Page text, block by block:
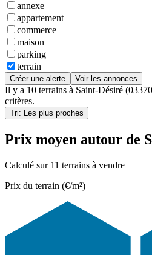
annexe
appartement
commerce
maison
parking
terrain
Créer une alerte Voir les annonces
Il y a 10 terrains à Saint-Désiré
critères.
Tri: Les plus proches
Prix moyen autour de
Calculé sur 11 terrains à vendre
Prix du terrain (€/m²)